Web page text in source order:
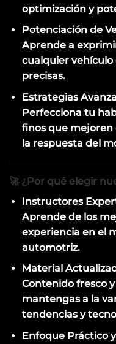
optimización y
Potenciación de
Aprende a
cualquier vehículo
precisas.
Estrategias
Perfecciona tu
finos que mejoren
la respuesta del
🚀 ¿Por qué elegir
Instructores
Aprende de los
experiencia en el
automotriz.
Material
Contenido fresco
mantengas a la
tendencias y
Enfoque Práctico